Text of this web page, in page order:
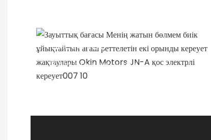
TIME TO PLAY
Қатынау уақыты